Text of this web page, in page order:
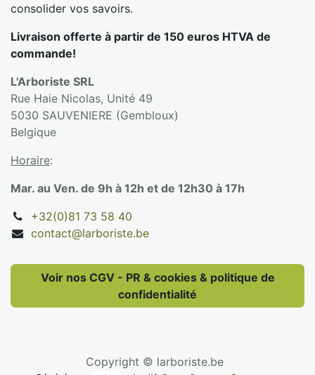
consolider vos savoirs.
Livraison offerte à partir de 150 euros HTVA de
commande!
L'Arboriste SRL
Rue Haie Nicolas, Unité 49
5030 SAUVENIERE (Gembloux)
Belgique
Horaire:
Mar. au Ven. de 9h à 12h et de 12h30 à 17h
+32(0)81 73 58 40
contact@larboriste.be
Voir nos CGV - PR & cookies & politique de
confidentialité
Copyright © larboriste.be